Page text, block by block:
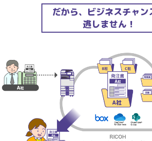
だから、ビジネスチャン
逃しません！